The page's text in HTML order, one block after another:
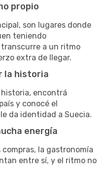
propio
son lugares donde
teniendo
a un ritmo
extra de llegar.
la historia
encontrá
y conocé el
da identidad a Suecia.
energía
la gastronomía
entre sí, y el ritmo no